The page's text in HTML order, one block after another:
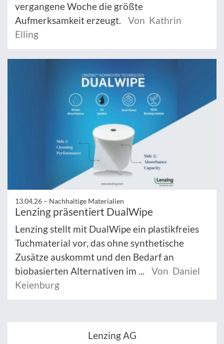
vergangene Woche die größte
Aufmerksamkeit erzeugt.
Von Kathrin
Elling
13.04.26 – Nachhaltige Materialien
Lenzing präsentiert DualWipe
Lenzing stellt mit DualWipe ein plastikfreies
Tuchmaterial vor, das ohne synthetische
Zusätze auskommt und den Bedarf an
biobasierten Alternativen im ...
Von Daniel
Keienburg
Lenzing AG